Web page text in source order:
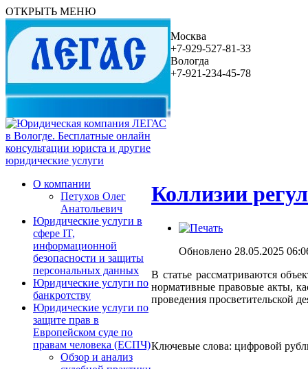
ОТКРЫТЬ МЕНЮ
Москва
+7-929-527-81-33
Вологда
+7-921-234-45-78
О компании
Петухов Олег
Анатольевич
Юридические услуги в
сфере IT,
информационной
безопасности и защиты
персональных данных
Юридические услуги по
банкротству
Юридические услуги по
защите прав в
Европейском суде по
правам человека (ЕСПЧ)
Обзор и анализ
Коллизии
Обновлено 28.05.2025
В статье рассматриваются
нормативные правовые акты,
проведения просветительской
Ключевые слова: цифровой